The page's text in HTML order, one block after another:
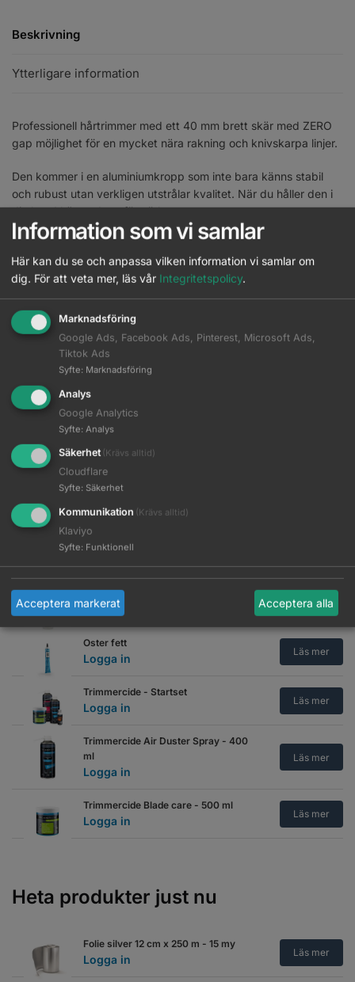
Beskrivning
Ytterligare information
Professionell hårtrimmer med ett 40 mm brett skär med ZERO
gap möjlighet för en mycket nära rakning och knivskarpa linjer.
Den kommer i en aluminiumkropp som inte bara känns stabil
och rubust utan verkligen utstrålar kvalitet. När du håller den i
din hand känns den oförstörbar.
Formen är ergonomisk och utformat så att den ligger bra i
Kraftull och avancerad motor för ger en pålitligt maskin.
Batteritiden är 120 minuter vid en laddtid på 90 minuter.
Det medföljer 3 distanskammar i längderna 1 / 2 / 3 mm,
rengöringsborste och olja.
Artikelnr:
Brand:
Komplettera med
JRL Blade Oil - 120 ml
Kyone Performance Oil - 125 ml
Logga in
Läs mer
Oster fett
Logga in
Läs mer
Trimmercide - Startset
Logga in
Läs mer
Trimmercide Air Duster Spray - 400
ml
Logga in
Läs mer
Trimmercide Blade care - 500 ml
Logga in
Läs mer
Logga in
Heta produkter just nu
Folie silver 12 cm x 250 m - 15 my
Logga in
Läs mer
Information som vi samlar
Här kan du se och anpassa vilken information vi samlar om
dig. För att veta mer, läs vår Integritetspolicy.
Marknadsföring
Google Ads, Facebook Ads, Pinterest, Microsoft Ads,
Tiktok Ads
Syfte: Marknadsföring
Analys
Google Analytics
Syfte: Analys
Säkerhet (Krävs alltid)
Cloudflare
Syfte: Säkerhet
Kommunikation (Krävs alltid)
Klaviyo
Syfte: Funktionell
Acceptera markerat Acceptera alla